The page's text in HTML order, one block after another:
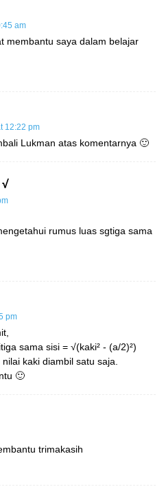
am
membantu saya dalam belajar
12:22 pm
Lukman atas komentarnya 🙂
rumus luas sgtiga sama
pm
sama sisi = √(kaki² - (a/2)²)
kaki diambil satu saja.
🙂
trimakasih